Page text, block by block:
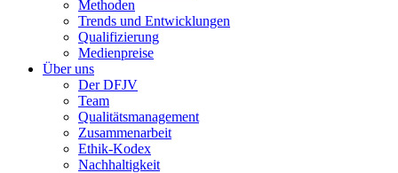
Methoden
Trends und Entwicklungen
Qualifizierung
Medienpreise
Über uns
Der DFJV
Team
Qualitätsmanagement
Zusammenarbeit
Ethik-Kodex
Nachhaltigkeit